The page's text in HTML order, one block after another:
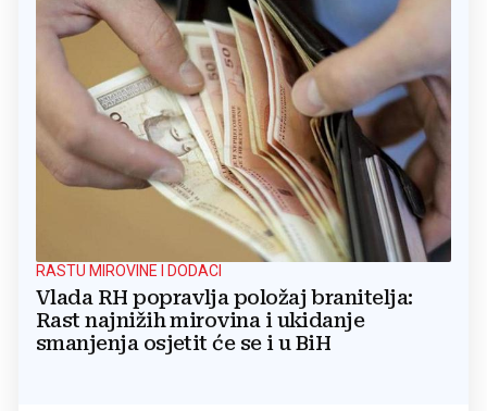
RASTU MIROVINE I DODACI
Vlada RH popravlja položaj branitelja:
Rast najnižih mirovina i ukidanje
smanjenja osjetit će se i u BiH